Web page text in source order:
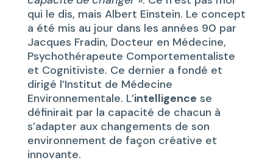
qui le dis, mais Albert Einstein. Le concept
a été mis au jour dans les années 90 par
Jacques Fradin, Docteur en Médecine,
Psychothérapeute Comportementaliste
et Cognitiviste. Ce dernier a fondé et
dirigé l’Institut de Médecine
Environnementale. L’intelligence se
définirait par la capacité de chacun à
s’adapter aux changements de son
environnement de façon créative et
innovante.